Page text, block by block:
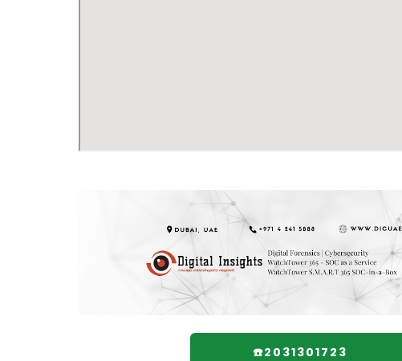
☎️2031301723